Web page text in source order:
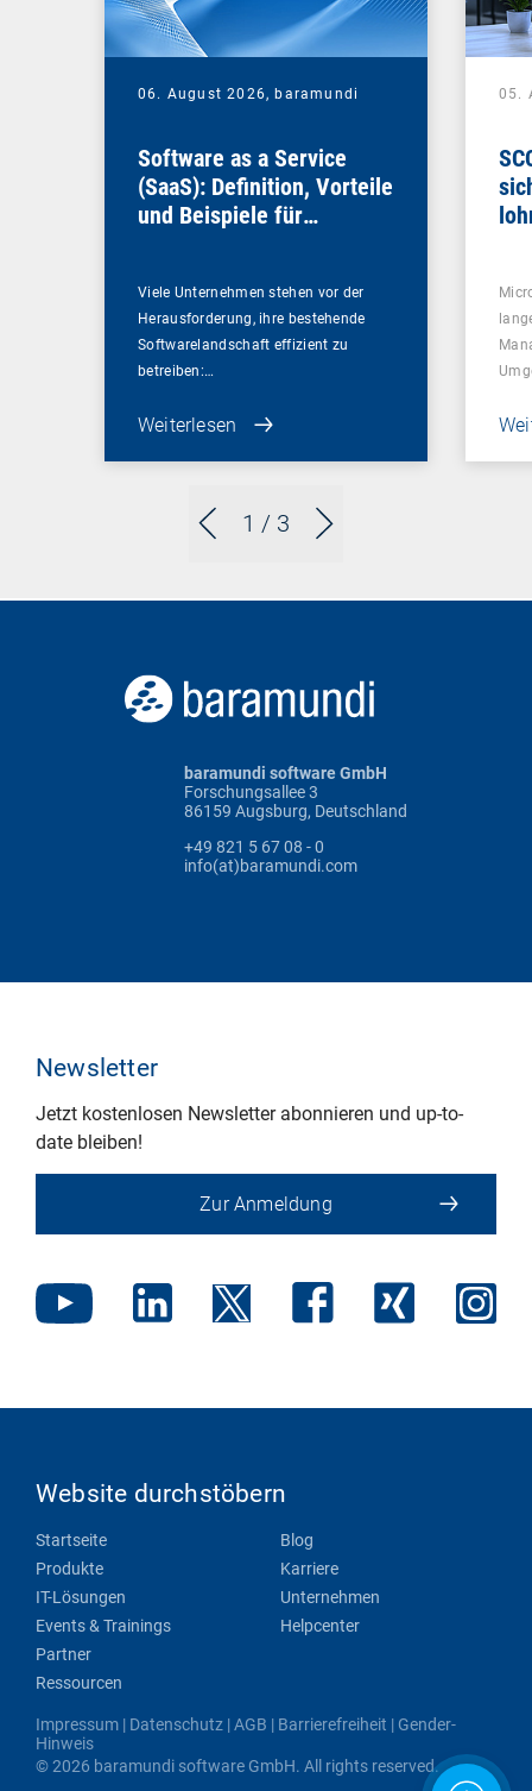
1 / 3
06. August 2026,baramundi
Software as a Service
(SaaS): Definition, Vorteile
und Beispiele für
Viele Unternehmen stehen vor der
Herausforderung, ihre bestehende
Softwarelandschaft effizient zu
betreiben:…
Weiterlesen
05.
baramundi software GmbH
Forschungsallee 3
86159 Augsburg, Deutschland
+49 821 5 67 08 - 0
info(at)baramundi.com
Newsletter
Jetzt kostenlosen Newsletter abonnieren und up-to-
date bleiben!
Zur Anmeldung
Website durchstöbern
Startseite
Produkte
IT-Lösungen
Events & Trainings
Partner
Ressourcen
Blog
Karriere
Unternehmen
Helpcenter
Impressum | Datenschutz |AGB | Barrierefreiheit | Gender-
Hinweis
© 2026 baramundi software GmbH. All rights reserved.